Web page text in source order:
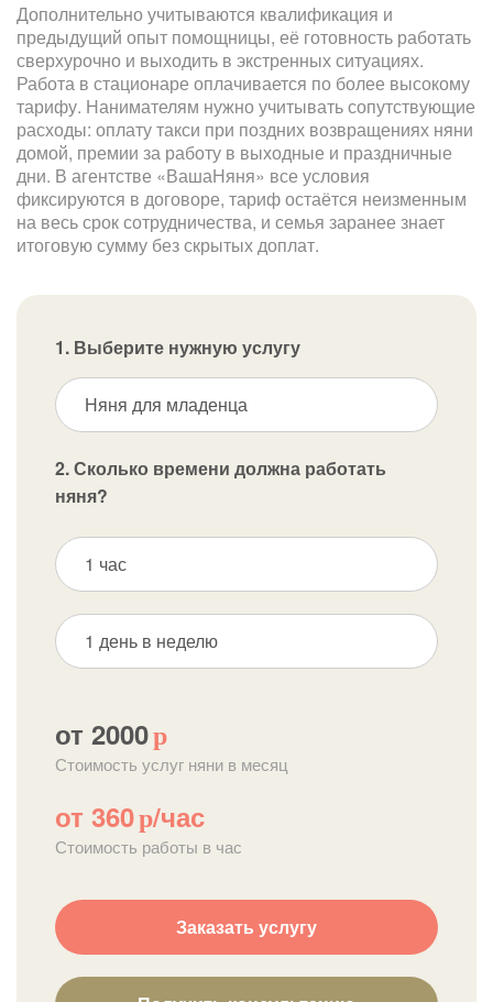
Дополнительно учитываются квалификация и
предыдущий опыт помощницы, её готовность работать
сверхурочно и выходить в экстренных ситуациях.
Работа в стационаре оплачивается по более высокому
тарифу. Нанимателям нужно учитывать сопутствующие
расходы: оплату такси при поздних возвращениях няни
домой, премии за работу в выходные и праздничные
дни. В агентстве «ВашаНяня» все условия
фиксируются в договоре, тариф остаётся неизменным
на весь срок сотрудничества, и семья заранее знает
итоговую сумму без скрытых доплат.
1. Выберите нужную услугу
Няня для младенца
2. Сколько времени должна работать
няня?
1 час
1 день в неделю
от 2000р
Стоимость услуг няни в месяц
от 360р/час
Стоимость работы в час
Заказать услугу